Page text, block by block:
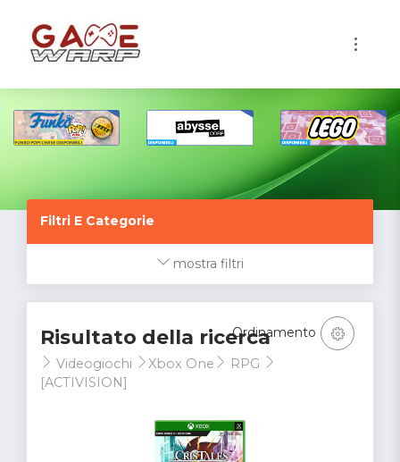
Filtri E Categorie
mostra filtri
Risultato della ricerca
Videogiochi Xbox One
RPG
[ACTIVISION]
Ordinamento